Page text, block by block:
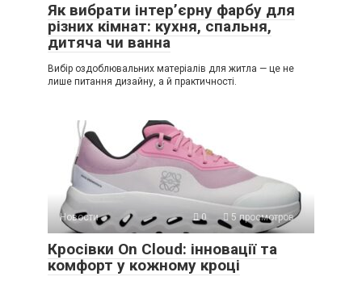
Як вибрати інтер’єрну фарбу для
різних кімнат: кухня, спальня,
дитяча чи ванна
Вибір оздоблювальних матеріалів для житла — це не
лише питання дизайну, а й практичності.
Новости 0 5 просмотров
Кросівки On Cloud: інновації та
комфорт у кожному кроці